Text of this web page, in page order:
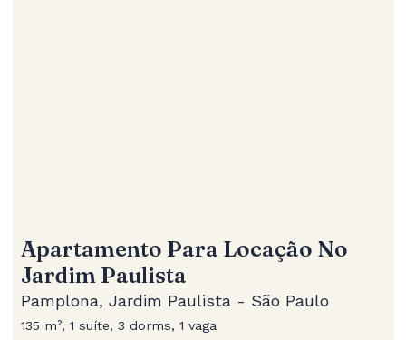
Apartamento Para Locação No
Jardim Paulista
Pamplona, Jardim Paulista - São Paulo
135 m², 1 suíte, 3 dorms, 1 vaga